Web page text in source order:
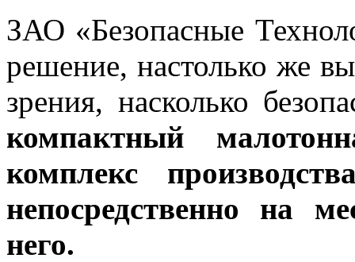
ЗАО «Безопасные
решение, настолько же
зрения, насколько
компактный
комплекс
непосредственно на
него.